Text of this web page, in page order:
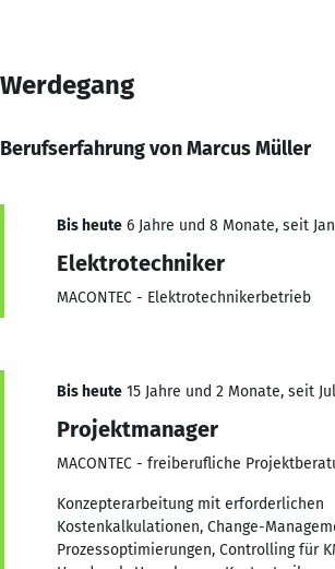
Werdegang
Berufserfahrung von Marcus Müller
Bis heute 6 Jahre und 8 Monate, seit
Elektrotechniker
MACONTEC - Elektrotechnikerbetrieb
Bis heute 15 Jahre und 2 Monate, seit
Projektmanager
MACONTEC - freiberufliche
Konzepterarbeitung mit erforderlichen
Kostenkalkulationen, Change-
Prozessoptimierungen, Controlling für